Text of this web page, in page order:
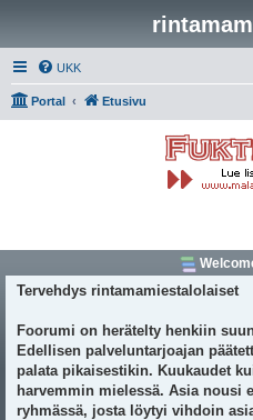
UKK
Portal Etusivu
Tervehdys rintamamiestalolaiset
Foorumi on herätelty henkiin
Edellisen palveluntarjoajan
palata pikaisestikin. Kuukaudet
harvemmin mielessä. Asia nousi
ryhmässä, josta löytyi vihdoin